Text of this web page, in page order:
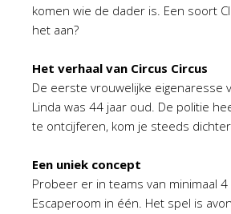
komen wie de dader is. Een soort
het aan?
Het verhaal van Circus Circus
De eerste vrouwelijke eigenaresse
Linda was 44 jaar oud. De politie
te ontcijferen, kom je steeds
Een uniek concept
Probeer er in teams van minimaal
Escaperoom in één. Het spel is